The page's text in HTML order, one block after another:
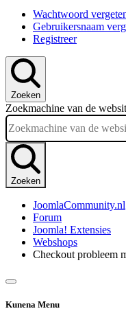
Wachtwoord
Gebruikersnaam
Registreer
Zoeken
Zoekmachine van de
Zoeken
JoomlaCommunity.nl
Forum
Joomla! Extensies
Webshops
Checkout probleem
Kunena Menu